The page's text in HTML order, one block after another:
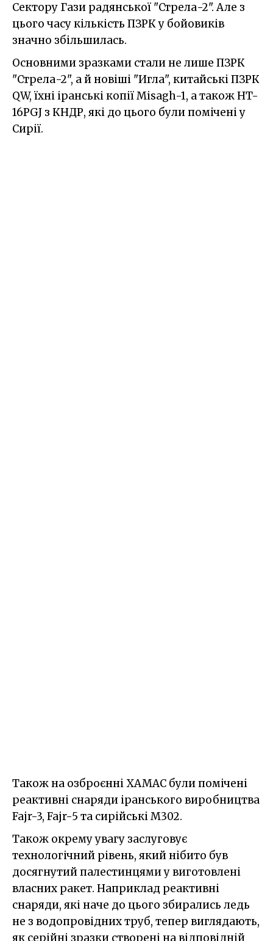
Сектору Гази радянської "Стрела-2". Але з
цього часу кількість ПЗРК у бойовиків
значно збільшилась.
Основними зразками стали не лише ПЗРК
"Стрела-2", а й новіші "Игла", китайські ПЗРК
QW, їхні іранські копії Misagh-1, а також HT-
16PGJ з КНДР, які до цього були помічені у
Сирії.
Також на озброєнні ХАМАС були помічені
реактивні снаряди іранського виробництва
Fajr-3, Fajr-5 та сирійські M302.
Також окрему увагу заслуговує
технологічний рівень, який нібито був
досягнутий палестинцями у виготовлені
власних ракет. Наприклад реактивні
снаряди, які наче до цього збирались ледь
не з водопровідних труб, тепер виглядають,
як серійні зразки створені на відповідній